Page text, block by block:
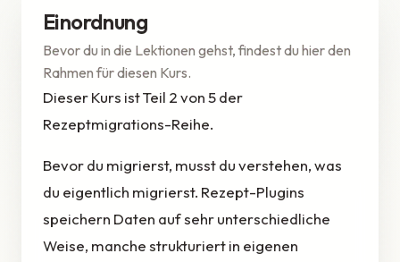
Einordnung
Bevor du in die Lektionen gehst, findest du hier den
Rahmen für diesen Kurs.
Dieser Kurs ist Teil 2 von 5 der
Rezeptmigrations-Reihe.
Bevor du migrierst, musst du verstehen, was
du eigentlich migrierst. Rezept-Plugins
speichern Daten auf sehr unterschiedliche
Weise, manche strukturiert in eigenen